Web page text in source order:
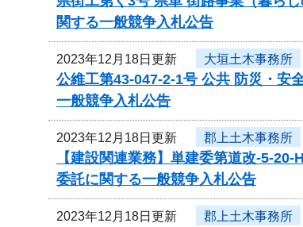
関する一般競争入札公告
2023年12月18日更新 大垣土木事務所
公維工第43-047-2-1号 公共 防災・安
一般競争入札公告
2023年12月18日更新 郡上土木事務所
【建設関連業務】単建委第道改-5-
委託に関する一般競争入札公告
2023年12月18日更新 郡上土木事務所